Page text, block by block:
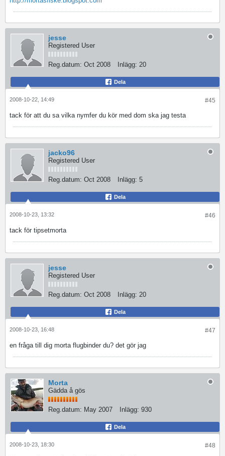
jesse
Registered User
Reg.datum: Oct 2008 Inlägg: 20
Dela
#45
2008-10-22, 14:49
tack för att du sa vilka nymfer du kör med dom ska jag testa
jacko96
Registered User
Reg.datum: Oct 2008 Inlägg: 5
Dela
#46
2008-10-23, 13:32
tack för tipsetmorta
jesse
Registered User
Reg.datum: Oct 2008 Inlägg: 20
Dela
#47
2008-10-23, 16:48
en fråga till dig morta flugbinder du? det gör jag
Morta
Gädda å gös
Reg.datum: May 2007 Inlägg: 930
Dela
#48
2008-10-23, 18:30